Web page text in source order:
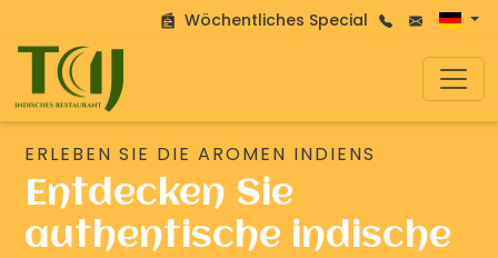
Wöchentliches Special
ERLEBEN SIE DIE AROMEN INDIENS
Entdecken Sie
authentische indische